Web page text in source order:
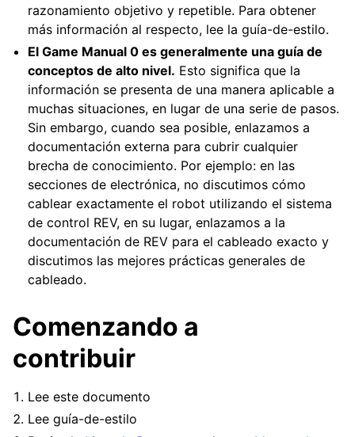
razonamiento objetivo y repetible. Para obtener
más información al respecto, lee laguía-de-estilo.
El Game Manual 0 es generalmente una guía de
conceptos de alto nivel. Esto significa que la
información se presenta de una manera aplicable a
muchas situaciones, en lugar de una serie de pasos.
Sin embargo, cuando sea posible, enlazamos a
documentación externa para cubrir cualquier
brecha de conocimiento. Por ejemplo: en las
secciones de electrónica, no discutimos cómo
cablear exactamente el robot utilizando el sistema
de control REV, en su lugar, enlazamos a la
documentación de REV para el cableado exacto y
discutimos las mejores prácticas generales de
cableado.
Comenzando a
contribuir
Lee este documento
Leeguía-de-estilo